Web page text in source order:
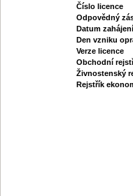
Číslo licence
Odpovědný
Datum
Den vzniku
Verze licence
Obchodní
Živnostenský
Rejstřík